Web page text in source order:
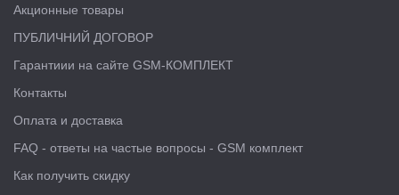
Акционные товары
ПУБЛИЧНИЙ ДОГОВОР
Гарантиии на сайте GSM-КОМПЛЕКТ
Контакты
Оплата и доставка
FAQ - ответы на частые вопросы - GSM комплект
Как получить скидку